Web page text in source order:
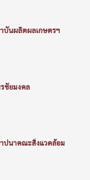
บันผลิตผลเกษตรฯ
ชัยมงคล
ปนาคณะสิ่งแวดล้อม